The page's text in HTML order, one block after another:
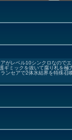
がレベル10シンクロなので
ギミックを抜いて腐り札を極
ンセアで2体氷結界を特殊召